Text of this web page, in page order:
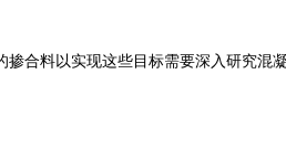
合料以实现这些目标需要深入研究混